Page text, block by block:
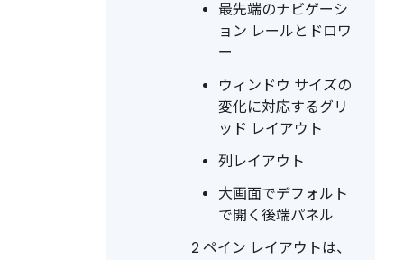
最先端のナビゲーシ
ョン レールとドロワ
ー
ウィンドウ サイズの
変化に対応するグリ
ッド レイアウト
列レイアウト
大画面でデフォルト
で開く後端パネル
2 ペイン レイアウトは、